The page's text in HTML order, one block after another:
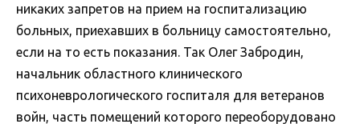
никаких запретов на прием на госпитализацию
больных, приехавших в больницу самостоятельно,
если на то есть показания. Так Олег Забродин,
начальник областного клинического
психоневрологического госпиталя для ветеранов
войн, часть помещений которого переоборудовано